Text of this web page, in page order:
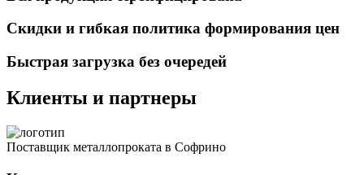
Скидки и гибкая политика формирования цен
Быстрая загрузка без очередей
Клиенты и партнеры
Поставщик металлопроката в Софрино